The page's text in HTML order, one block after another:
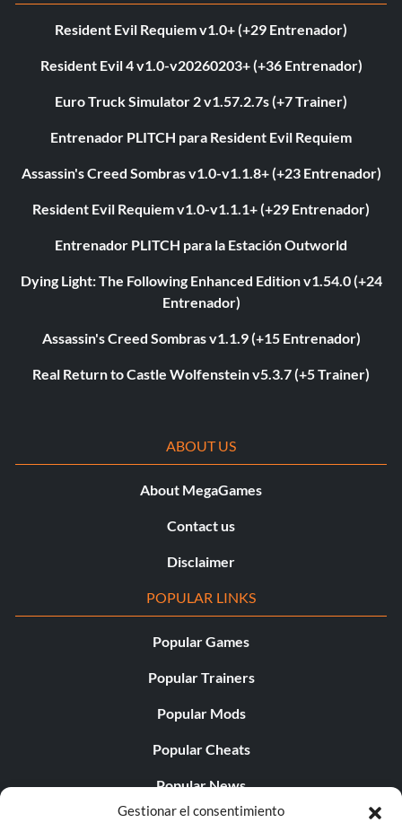
Gestionar el consentimiento
Resident Evil Requiem v1.0+ (+29 Entrenador)
Resident Evil 4 v1.0-v20260203+ (+36 Entrenador)
Euro Truck Simulator 2 v1.57.2.7s (+7 Trainer)
Entrenador PLITCH para Resident Evil Requiem
Assassin's Creed Sombras v1.0-v1.1.8+ (+23 Entrenador)
Resident Evil Requiem v1.0-v1.1.1+ (+29 Entrenador)
Entrenador PLITCH para la Estación Outworld
Dying Light: The Following Enhanced Edition v1.54.0 (+24
Entrenador)
Assassin's Creed Sombras v1.1.9 (+15 Entrenador)
Real Return to Castle Wolfenstein v5.3.7 (+5 Trainer)
ABOUT US
About MegaGames
Contact us
Disclaimer
POPULAR LINKS
Popular Games
Popular Trainers
Popular Mods
Popular Cheats
Popular News
Popular Editorials